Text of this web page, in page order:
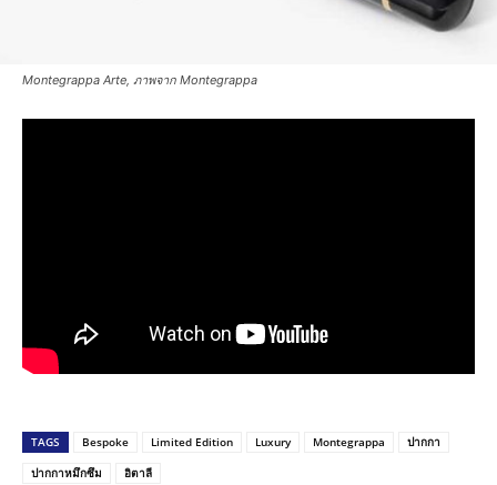
Montegrappa Arte, ภาพจาก Montegrappa
TAGS Bespoke Limited Edition Luxury Montegrappa
ปากกา
ปากกาหมึกซึม
อิตาลี